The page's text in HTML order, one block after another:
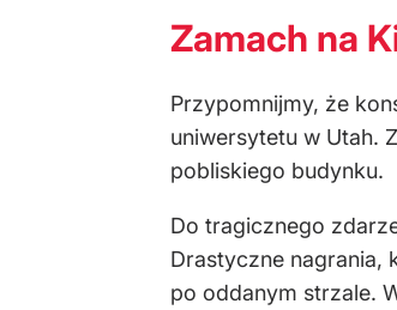
Zamach na
Przypomnijmy, że
uniwersytetu w Utah.
pobliskiego budynku.
Do tragicznego
Drastyczne nagrania,
po oddanym strzale.